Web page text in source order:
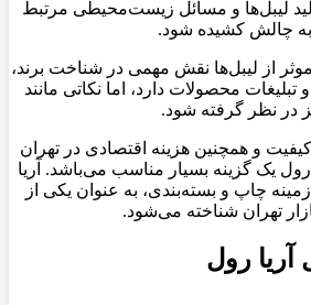
لیبل‌ها و مسائل زیست‌محیطی مرتبط
به چالش کشیده شود.
از لیبل‌ها نقش مهمی در شناخت برند،
تبلیغات محصولات دارد، اما نکاتی مانند
در نظر گرفته شود.
کیفیت و همچنین هزینه اقتصادی در تهران
یک گزینه بسیار مناسب می‌باشد. آریا
چاپ و بسته‌بندی، به عنوان یکی از
تهران شناخته می‌شود.
رول